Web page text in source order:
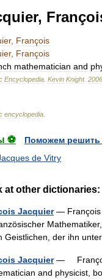
, François
, François
mathematician and
Encyclopedia Kevin Knight. 2006
encyclopedia
⚽
Поможем решить
de Vitry
at other dictionaries:
Jacquier— François
Geistlichen, der ihn
Jacquier—
and physicist,